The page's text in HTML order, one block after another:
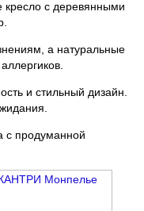
кресло с деревянными
а натуральные
и стильный дизайн.
с продуманной